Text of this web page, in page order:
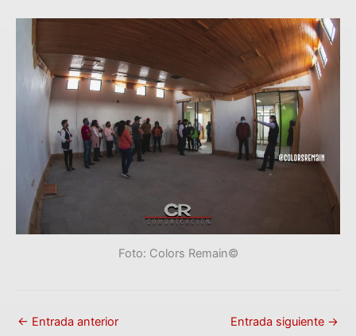
Foto: Colors Remain©
← Entrada anterior Entrada siguiente →